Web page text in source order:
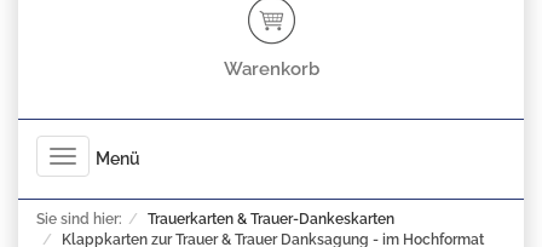
Warenkorb
Toggle
navigation
Menü
Sie sind hier:
Trauerkarten & Trauer-Dankeskarten
Klappkarten zur Trauer & Trauer Danksagung - im Hochformat